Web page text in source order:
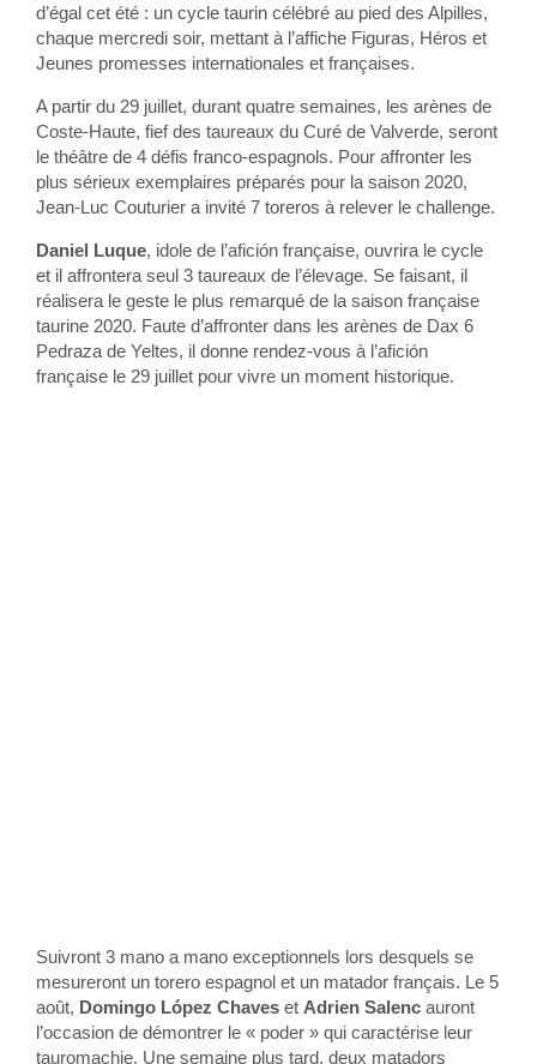
d’égal cet été : un cycle taurin célébré au pied des Alpilles,
chaque mercredi soir, mettant à l’affiche Figuras, Héros et
Jeunes promesses internationales et françaises.
A partir du 29 juillet, durant quatre semaines, les arènes de
Coste-Haute, fief des taureaux du Curé de Valverde, seront
le théâtre de 4 défis franco-espagnols. Pour affronter les
plus sérieux exemplaires préparés pour la saison 2020,
Jean-Luc Couturier a invité 7 toreros à relever le challenge.
Daniel Luque, idole de l’afición française, ouvrira le cycle
et il affrontera seul 3 taureaux de l’élevage. Se faisant, il
réalisera le geste le plus remarqué de la saison française
taurine 2020. Faute d’affronter dans les arènes de Dax 6
Pedraza de Yeltes, il donne rendez-vous à l’afición
française le 29 juillet pour vivre un moment historique.
Suivront 3 mano a mano exceptionnels lors desquels se
mesureront un torero espagnol et un matador français. Le 5
août, Domingo López Chaves et Adrien Salenc auront
l’occasion de démontrer le « poder » qui caractérise leur
tauromachie. Une semaine plus tard, deux matadors